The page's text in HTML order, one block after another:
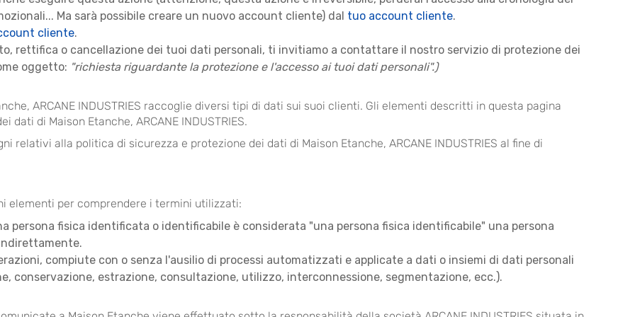
Ma sarà possibile creare un nuovo account cliente) dal tuo account cliente.
cliente.
rettifica o cancellazione dei tuoi dati personali, ti invitiamo a contattare il nostro servizio di protezione dei
oggetto: "richiesta riguardante la protezione e l'accesso ai tuoi dati personali".)
ARCANE INDUSTRIES raccoglie diversi tipi di dati sui suoi clienti. Gli elementi descritti in questa pagina
di Maison Etanche, ARCANE INDUSTRIES.
relativi alla politica di sicurezza e protezione dei dati di Maison Etanche, ARCANE INDUSTRIES al fine di
elementi per comprendere i termini utilizzati:
persona fisica identificata o identificabile è considerata "una persona fisica identificabile" una persona
compiute con o senza l'ausilio di processi automatizzati e applicate a dati o insiemi di dati personali
conservazione, estrazione, consultazione, utilizzo, interconnessione, segmentazione, ecc.).